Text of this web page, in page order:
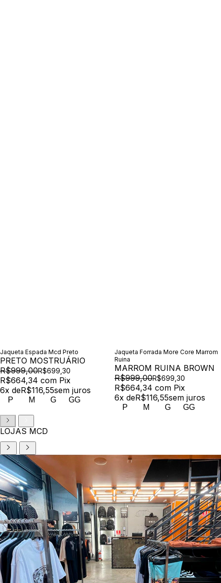
Jaqueta Espada Mcd Preto
PRETO MOSTRUÁRIO
R$999,00R$699,30
R$664,34 com Pix
6x deR$116,55sem juros
P M G GG
Jaqueta Forrada More Core Marrom
Ruina
MARROM RUINA BROWN
R$999,00R$699,30
R$664,34 com Pix
6x deR$116,55sem juros
P M G GG
LOJAS MCD